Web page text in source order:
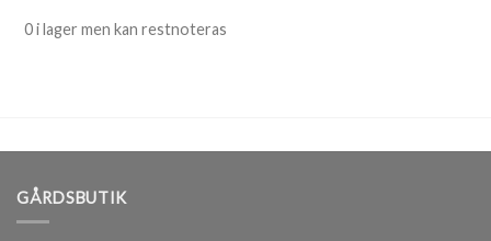
0 i lager men kan restnoteras
GÅRDSBUTIK